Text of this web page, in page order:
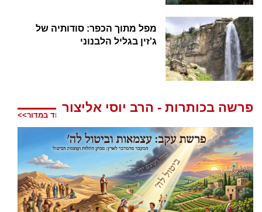
מפל מתוך הכפר: סודותיה של
ג'זין בגליל הלבנוני
פרשה בכותרות - הרב יוסי אליצור
עוד במדור>>